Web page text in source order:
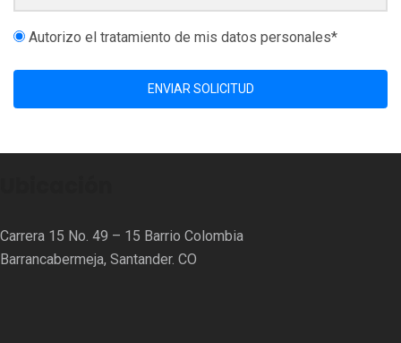
Autorizo el tratamiento de mis datos personales*
ENVIAR SOLICITUD
Carrera 15 No. 49 – 15 Barrio Colombia
Barrancabermeja, Santander. CO